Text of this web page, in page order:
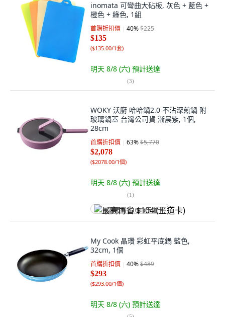
inomata 可彎曲大砧板, 灰色 + 藍色 +
橙色 + 綠色, 1組
首購折扣價 40%$225
$135
($135.00/1套)
明天 8/8 (六) 預計送達
(3)
WOKY 沃廚 哈哈鍋2.0 不沾深煎鍋 附
玻璃鍋蓋 台灣公司貨 漸晨紫, 1個,
28cm
首購折扣價 63%$5,770
$2,078
($2078.00/1個)
明天 8/8 (六) 預計送達
(1)
最高再省 $104 (王道卡)
My Cook 晶瓚 彩虹平底鍋 藍色,
32cm, 1個
首購折扣價 40%$489
$293
($293.00/1個)
明天 8/8 (六) 預計送達